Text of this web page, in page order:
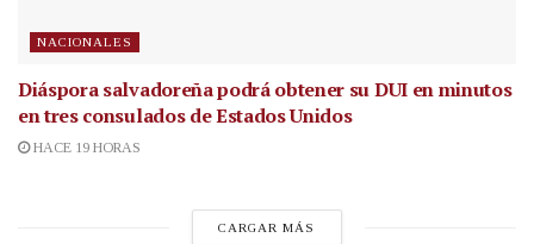
NACIONALES
Diáspora salvadoreña podrá obtener su DUI en minutos
en tres consulados de Estados Unidos
HACE 19 HORAS
CARGAR MÁS